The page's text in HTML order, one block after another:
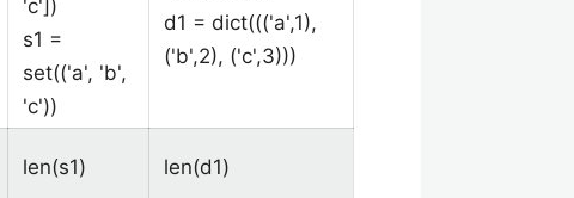
'c'])
s1 =
set(('a', 'b',
'c'))
d1 = dict((('a',1),
('b',2), ('c',3)))
len(s1) len(d1)